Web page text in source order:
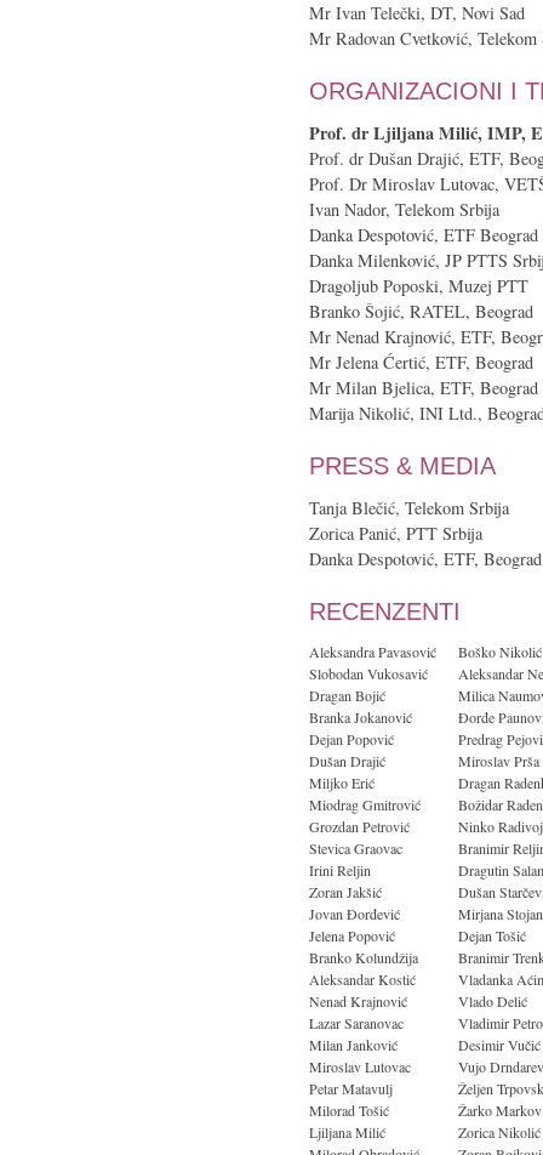
Mr Ivan Telečki, DT, Novi Sad
Mr Radovan Cvetković, Telekom
ORGANIZACIONI I
Prof. dr Ljiljana Milić, IMP,
Prof. dr Dušan Drajić, ETF,
Prof. Dr Miroslav Lutovac,
Ivan Nador, Telekom Srbija
Danka Despotović, ETF Beograd
Danka Milenković, JP PTTS
Dragoljub Poposki, Muzej PTT
Branko Šojić, RATEL, Beograd
Mr Nenad Krajnović, ETF,
Mr Jelena Ćertić, ETF, Beograd
Mr Milan Bjelica, ETF, Beograd
Marija Nikolić, INI Ltd.,
PRESS & MEDIA
Tanja Blečić, Telekom Srbija
Zorica Panić, PTT Srbija
Danka Despotović, ETF, Beograd
RECENZENTI
Aleksandra Pavasović
Slobodan Vukosavić
Dragan Bojić
Branka Jokanović
Dejan Popović
Dušan Drajić
Miljko Erić
Miodrag Gmitrović
Grozdan Petrović
Stevica Graovac
Irini Reljin
Zoran Jakšić
Jovan Đorđević
Jelena Popović
Branko Kolundžija
Aleksandar Kostić
Nenad Krajnović
Lazar Saranovac
Milan Janković
Miroslav Lutovac
Petar Matavulj
Milorad Tošić
Ljiljana Milić
Boško Nikolić
Aleksandar
Milica
Đorđe
Predrag
Miroslav Prša
Dragan
Božidar
Ninko
Branimir
Dragutin
Dušan
Mirjana
Dejan Tošić
Branimir
Vladanka
Vlado Delić
Vladimir
Desimir Vučić
Vujo
Željen
Žarko Markov
Zorica Nikolić